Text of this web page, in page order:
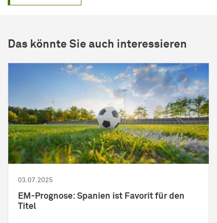
Das könnte Sie auch interessieren
03.07.2025
EM-Prognose: Spanien ist Favorit für den
Titel